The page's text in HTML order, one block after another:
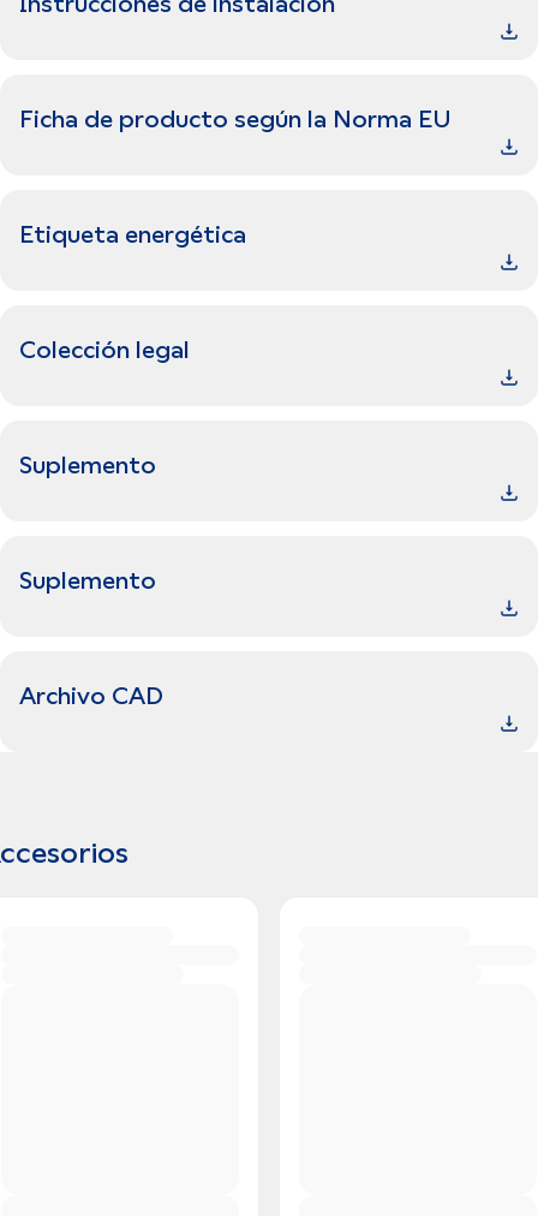
Ficha de producto según la Norma EU
Etiqueta energética
Colección legal
Suplemento
Suplemento
Archivo CAD